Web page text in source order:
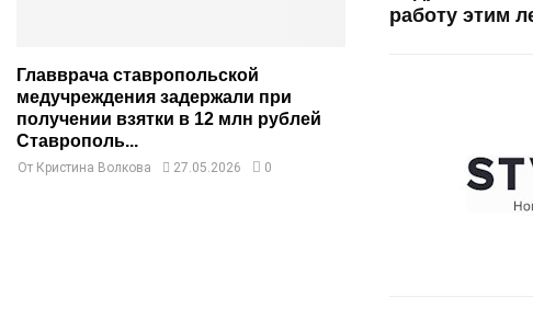
работу этим
Главврача ставропольской
медучреждения задержали при
получении взятки в 12 млн рублей
Ставрополь...
От Кристина Волкова 27.05.2026 0